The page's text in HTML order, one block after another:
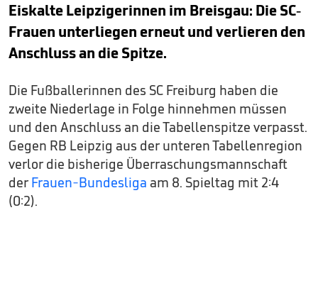
Eiskalte Leipzigerinnen im Breisgau: Die SC-
Frauen unterliegen erneut und verlieren den
Anschluss an die Spitze.
Die Fußballerinnen des SC Freiburg haben die
zweite Niederlage in Folge hinnehmen müssen
und den Anschluss an die Tabellenspitze verpasst.
Gegen RB Leipzig aus der unteren Tabellenregion
verlor die bisherige Überraschungsmannschaft
der Frauen-Bundesliga am 8. Spieltag mit 2:4
(0:2).